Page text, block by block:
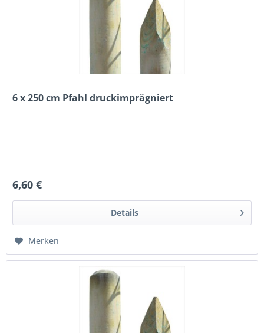
6 x 250 cm Pfahl druckimprägniert
6,60 €
Details
Merken